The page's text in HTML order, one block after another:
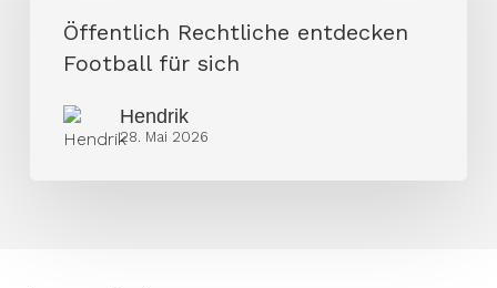
Football
Öffentlich Rechtliche entdecken
Football für sich
Hendrik
28. Mai 2026